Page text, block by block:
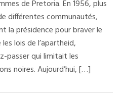
de Pretoria. En 1956, plus
différentes communautés,
la présidence pour braver le
lois de l’apartheid,
passer qui limitait les
noires. Aujourd’hui, […]